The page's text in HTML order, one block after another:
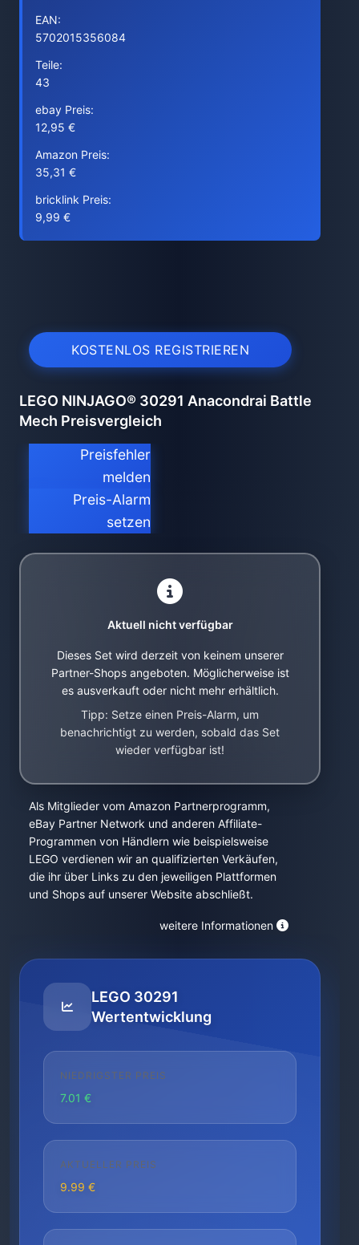
EAN:
5702015356084
Teile:
43
ebay Preis:
12,95 €
Amazon Preis:
35,31 €
bricklink Preis:
9,99 €
KOSTENLOS REGISTRIEREN
LEGO NINJAGO® 30291 Anacondrai Battle
Mech Preisvergleich
Preisfehler
melden
Preis-Alarm
setzen
Aktuell nicht verfügbar
Dieses Set wird derzeit von keinem unserer
Partner-Shops angeboten. Möglicherweise ist
es ausverkauft oder nicht mehr erhältlich.
Tipp: Setze einen Preis-Alarm, um
benachrichtigt zu werden, sobald das Set
wieder verfügbar ist!
Als Mitglieder vom Amazon Partnerprogramm,
eBay Partner Network und anderen Affiliate-
Programmen von Händlern wie beispielsweise
LEGO verdienen wir an qualifizierten Verkäufen,
die ihr über Links zu den jeweiligen Plattformen
und Shops auf unserer Website abschließt.
weitere Informationen
LEGO 30291
Wertentwicklung
NIEDRIGSTER PREIS
7.01 €
AKTUELLER PREIS
9.99 €